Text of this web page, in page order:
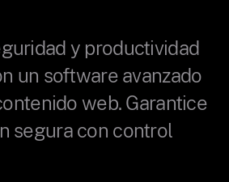
y productividad
un software avanzado
web. Garantice
segura con control